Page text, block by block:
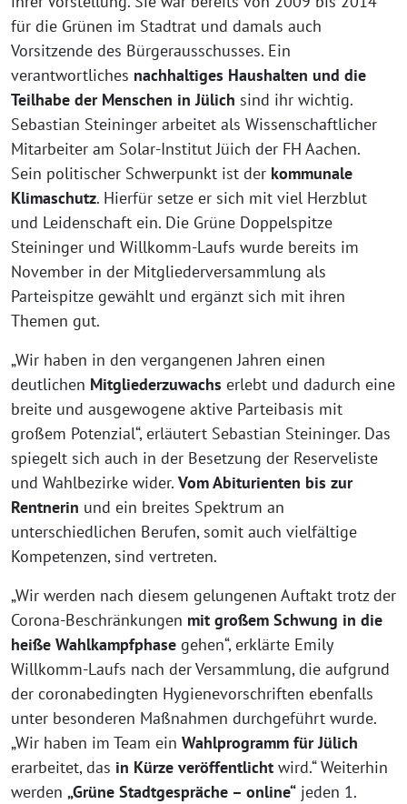
für die Grünen im Stadtrat und damals auch
Vorsitzende des Bürgerausschusses. Ein
verantwortliches nachhaltiges Haushalten und die
Teilhabe der Menschen in Jülich sind ihr wichtig.
Sebastian Steininger arbeitet als Wissenschaftlicher
Mitarbeiter am Solar-Institut Jüich der FH Aachen.
Sein politischer Schwerpunkt ist der kommunale
Klimaschutz. Hierfür setze er sich mit viel Herzblut
und Leidenschaft ein. Die Grüne Doppelspitze
Steininger und Willkomm-Laufs wurde bereits im
November in der Mitgliederversammlung als
Parteispitze gewählt und ergänzt sich mit ihren
Themen gut.
„Wir haben in den vergangenen Jahren einen
deutlichen Mitgliederzuwachs erlebt und dadurch eine
breite und ausgewogene aktive Parteibasis mit
großem Potenzial“, erläutert Sebastian Steininger. Das
spiegelt sich auch in der Besetzung der Reserveliste
und Wahlbezirke wider. Vom Abiturienten bis zur
Rentnerin und ein breites Spektrum an
unterschiedlichen Berufen, somit auch vielfältige
Kompetenzen, sind vertreten.
„Wir werden nach diesem gelungenen Auftakt trotz der
Corona-Beschränkungen mit großem Schwung in die
heiße Wahlkampfphase gehen“, erklärte Emily
Willkomm-Laufs nach der Versammlung, die aufgrund
der coronabedingten Hygienevorschriften ebenfalls
unter besonderen Maßnahmen durchgeführt wurde.
„Wir haben im Team ein Wahlprogramm für Jülich
erarbeitet, das in Kürze veröffentlicht wird.“ Weiterhin
werden „Grüne Stadtgespräche – online“ jeden 1.